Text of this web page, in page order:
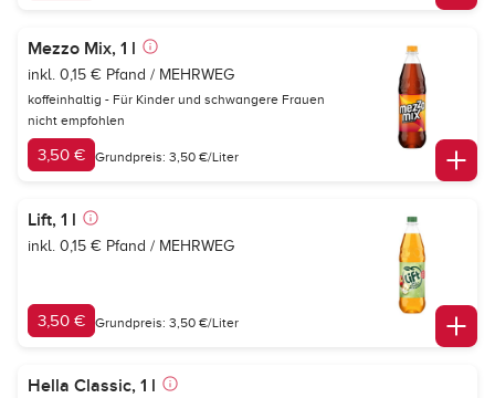
Mezzo Mix, 1 l
inkl. 0,15 € Pfand / MEHRWEG
koffeinhaltig - Für Kinder und schwangere Frauen
nicht empfohlen
3,50 € Grundpreis: 3,50 €/Liter
Lift, 1 l
inkl. 0,15 € Pfand / MEHRWEG
3,50 € Grundpreis: 3,50 €/Liter
Hella Classic, 1 l